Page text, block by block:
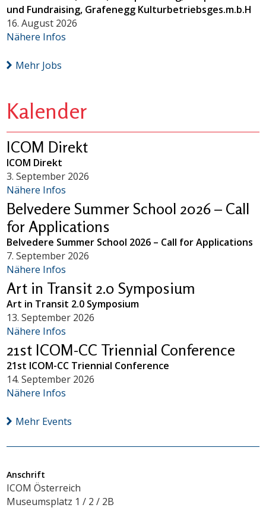
und Fundraising, Grafenegg Kulturbetriebsges.m.b.H
16. August 2026
Nähere Infos
Mehr Jobs
Kalender
ICOM Direkt
ICOM Direkt
3. September 2026
Nähere Infos
Belvedere Summer School 2026 – Call
for Applications
Belvedere Summer School 2026 – Call for Applications
7. September 2026
Nähere Infos
Art in Transit 2.0 Symposium
Art in Transit 2.0 Symposium
13. September 2026
Nähere Infos
21st ICOM-CC Triennial Conference
21st ICOM-CC Triennial Conference
14. September 2026
Nähere Infos
Mehr Events
Anschrift
ICOM Österreich
Museumsplatz 1 / 2 / 2B